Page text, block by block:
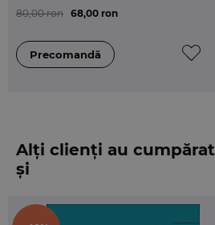
80,00 ron 68,00 ron
Alți clienți au cumpărat
și